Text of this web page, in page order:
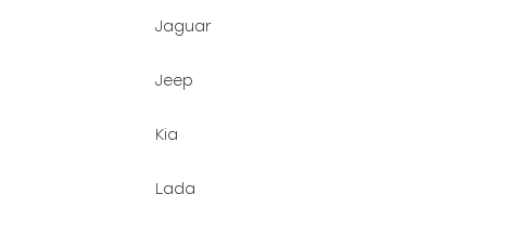
Jaguar
Jeep
Kia
Lada